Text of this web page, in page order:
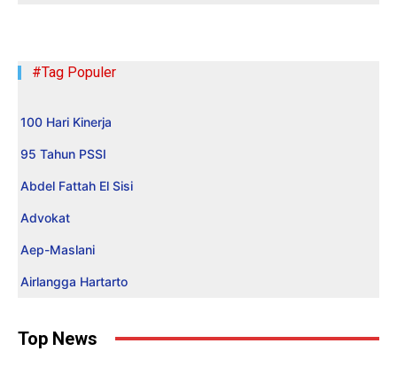
#Tag Populer
100 Hari Kinerja
95 Tahun PSSI
Abdel Fattah El Sisi
Advokat
Aep-Maslani
Airlangga Hartarto
Top News